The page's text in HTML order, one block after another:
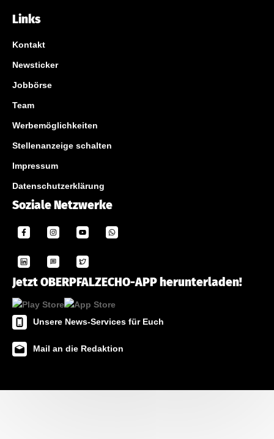
Links
Kontakt
Newsticker
Jobbörse
Team
Werbemöglichkeiten
Stellenanzeige schalten
Impressum
Datenschutzerklärung
Soziale Netzwerke
Jetzt OBERPFALZECHO-APP herunterladen!
Unsere News-Services für Euch
Mail an die Redaktion